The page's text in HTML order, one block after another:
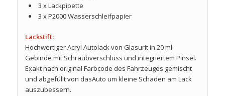
3 x Lackpipette
3 x P2000 Wasserschleifpapier
Lackstift:
Hochwertiger Acryl Autolack von Glasurit in 20 ml-
Gebinde mit Schraubverschluss und integriertem Pinsel.
Exakt nach original Farbcode des Fahrzeuges gemischt
und abgefüllt von dasAuto um kleine Schäden am Lack
auszubessern.